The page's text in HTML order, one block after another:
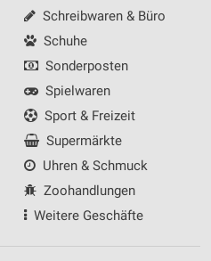
Schreibwaren & Büro
Schuhe
Sonderposten
Spielwaren
Sport & Freizeit
Supermärkte
Uhren & Schmuck
Zoohandlungen
Weitere Geschäfte